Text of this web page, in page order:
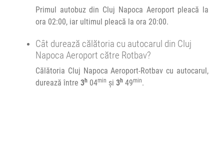
Primul autobuz din Cluj Napoca Aeroport pleacă la
ora 02:00, iar ultimul pleacă la ora 20:00.
Cât durează călătoria cu autocarul din Cluj
Napoca Aeroport către Rotbav?
Călătoria Cluj Napoca Aeroport-Rotbav cu autocarul,
durează între 3h 04min și 3h 49min.